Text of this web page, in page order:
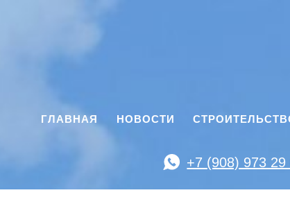
ГЛАВНАЯ НОВОСТИ
+7 (908) 973 29